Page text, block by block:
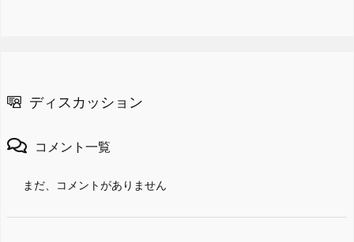
ディスカッション
コメント一覧
まだ、コメントがありません